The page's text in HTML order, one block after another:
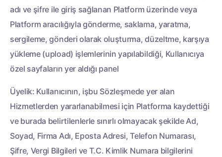
adı ve şifre ile giriş sağlanan Platform üzerinde veya
Platform aracılığıyla gönderme, saklama, yaratma,
sergileme, gönderi olarak oluşturma, düzeltme, karşıya
yükleme (upload) işlemlerinin yapılabildiği, Kullanıcıya
özel sayfaların yer aldığı panel
Üyelik: Kullanıcının, işbu Sözleşmede yer alan
Hizmetlerden yararlanabilmesi için Platforma kaydettiği
ve burada belirtilenlerle sınırlı olmayacak şekilde Ad,
Soyad, Firma Adı, Eposta Adresi, Telefon Numarası,
Şifre, Vergi Bilgileri ve T.C. Kimlik Numara bilgilerini